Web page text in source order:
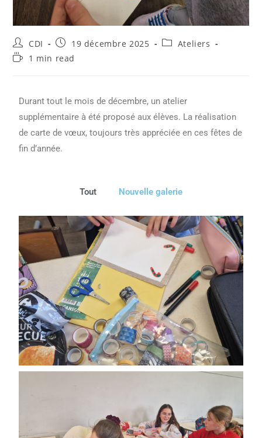
CDI 19 décembre 2025
Ateliers
1 min read
Durant tout le mois de décembre, un atelier
supplémentaire à été proposé aux élèves. La réalisation
de carte de vœux, toujours très appréciée en ces fêtes de
fin d’année.
Tout Nouvelle galerie